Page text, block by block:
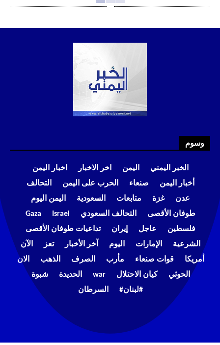
وسوم
الخبر اليمني اليمن اخر الاخبار
اخبار اليمن
أخبار اليمن
صنعاء الحرب على اليمن
التحالف
عدن
غزة متابعات السعودية
اليمن اليوم
طوفان الأقصى
التحالف السعودي Israel
Gaza
فلسطين
عاجل إيران
تداعيات طوفان الأقصى
الشرعية
الإمارات اليوم آخر الأخبار تعز
الآن
أمريكا
قوات صنعاء مأرب الصرف الذهب
الان
الحوثي
كيان الاحتلال war الحديدة
شبوة
#لبنان#
السرطان